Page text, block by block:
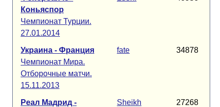
Коньяспор
Чемпионат Турции.
27.01.2014
Украина - Франция
Чемпионат Мира.
Отборочные матчи.
15.11.2013
fate 34878
Реал Мадрид -
Sheikh 27268